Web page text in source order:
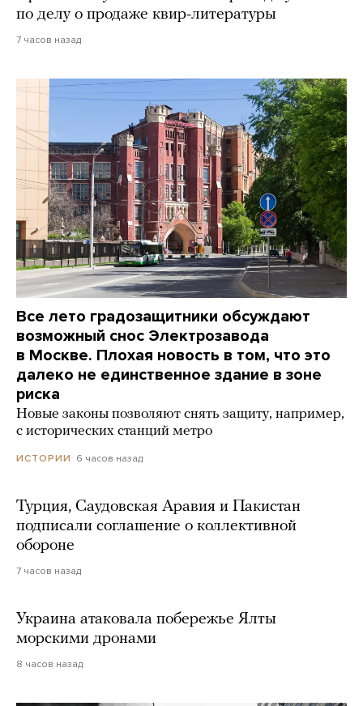
по делу о продаже квир-литературы
7 часов назад
Все лето градозащитники обсуждают
возможный снос Электрозавода
в Москве. Плохая новость в том, что это
далеко не единственное здание в зоне
риска
Новые законы позволяют снять защиту, например,
с исторических станций метро
ИСТОРИИ 6 часов назад
Турция, Саудовская Аравия и Пакистан
подписали соглашение о коллективной
обороне
7 часов назад
Украина атаковала побережье Ялты
морскими дронами
8 часов назад